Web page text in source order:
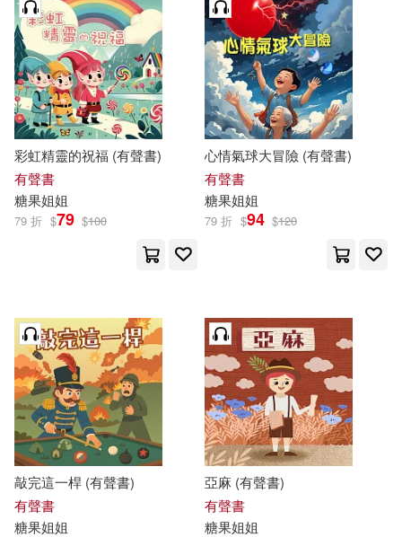
彩虹精靈的祝福 (有聲書)
有聲書
糖果姐姐
79 折 $79 $100
心情氣球大冒險 (有聲書)
有聲書
糖果姐姐
79 折 $94 $120
敲完這一桿 (有聲書)
有聲書
糖果姐姐
亞麻 (有聲書)
有聲書
糖果姐姐